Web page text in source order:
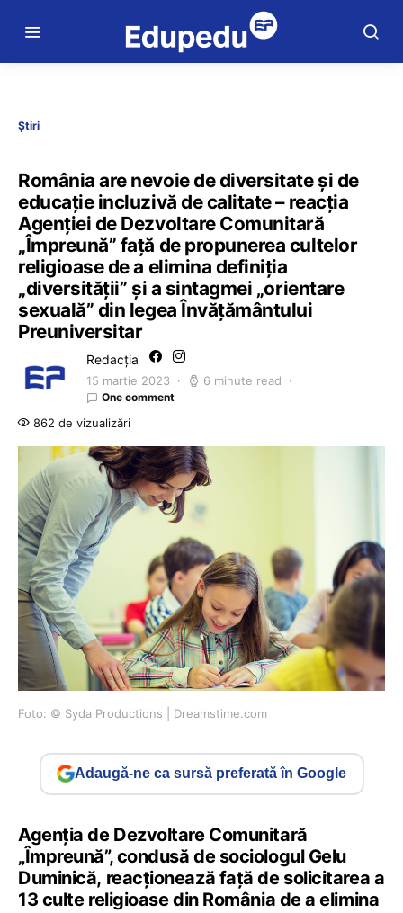
Știri
România are nevoie de diversitate și de
educație incluzivă de calitate – reacția
Agenției de Dezvoltare Comunitară
„Împreună” față de propunerea cultelor
religioase de a elimina definiția
„diversității” și a sintagmei „orientare
sexuală” din legea Învățământului
Preuniversitar
Redacția
15 martie 2023 6 minute read
One comment
862 de vizualizări
Foto: © Syda Productions | Dreamstime.com
Adaugă-ne ca sursă preferată în Google
Agenția de Dezvoltare Comunitară
„Împreună”, condusă de sociologul Gelu
Duminică, reacționează față de solicitarea a
13 culte religioase din România de a elimina